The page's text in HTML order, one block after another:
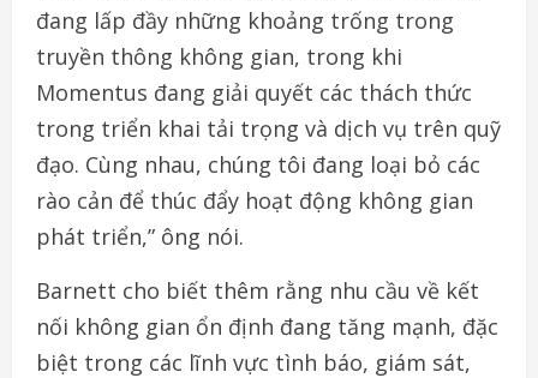
đang lấp đầy những khoảng trống trong
truyền thông không gian, trong khi
Momentus đang giải quyết các thách thức
trong triển khai tải trọng và dịch vụ trên quỹ
đạo. Cùng nhau, chúng tôi đang loại bỏ các
rào cản để thúc đẩy hoạt động không gian
phát triển,” ông nói.
Barnett cho biết thêm rằng nhu cầu về kết
nối không gian ổn định đang tăng mạnh, đặc
biệt trong các lĩnh vực tình báo, giám sát,